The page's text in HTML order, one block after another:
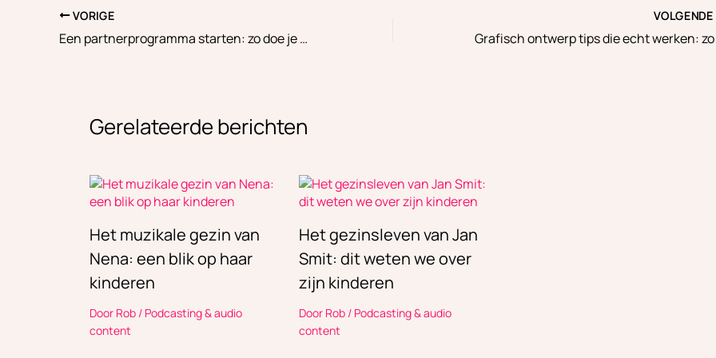
VORIGE
Een partnerprogramma starten: zo doe je het stap voor stap
VOLGENDE
Gerelateerde berichten
Het muzikale gezin van
Nena: een blik op haar
kinderen
Door Rob / Podcasting & audio
content
Het gezinsleven van Jan
Smit: dit weten we over
zijn kinderen
Door Rob / Podcasting & audio
content